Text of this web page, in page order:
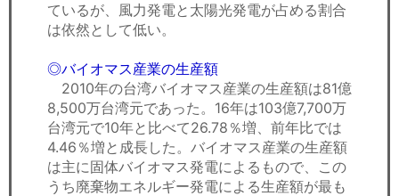
ているが、風力発電と太陽光発電が占める割合
は依然として低い。
◎バイオマス産業の生産額
2010年の台湾バイオマス産業の生産額は81億
8,500万台湾元であった。16年は103億7,700万
台湾元で10年と比べて26.78％増、前年比では
4.46％増と成長した。バイオマス産業の生産額
は主に固体バイオマス発電によるもので、この
うち廃棄物エネルギー発電による生産額が最も